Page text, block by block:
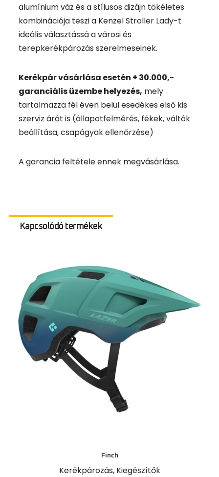
alumínium váz és a stílusos dizájn tökéletes
kombinációja teszi a Kenzel Stroller Lady-t
ideális választássá a városi és
terepkerékpározás szerelmeseinek.
Kerékpár vásárlása esetén + 30.000,-
garanciális üzembe helyezés, mely
tartalmazza fél éven belül esedékes első kis
szerviz árát is (állapotfelmérés, fékek, váltók
beállítása, csapágyak ellenőrzése)
A garancia feltétele ennek megvásárlása.
Kapcsolódó termékek
Finch
Kerékpározás, Kiegészítők
Síszerviz mellett 2025 decemberétől Salomon